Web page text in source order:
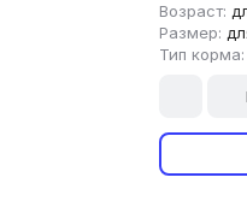
Возраст:
Размер:
Тип корма: